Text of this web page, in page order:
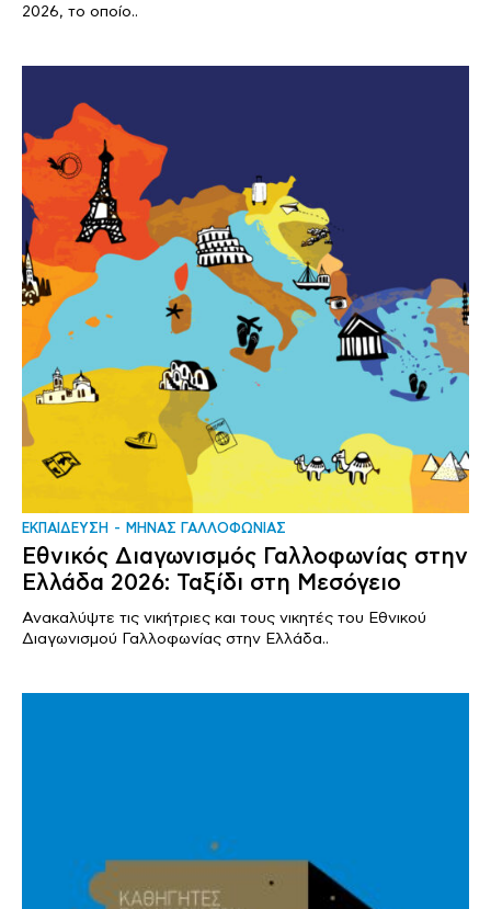
2026, το οποίο..
ΕΚΠΑΙΔΕΥΣΗ ΜΗΝΑΣ ΓΑΛΛΟΦΩΝΙΑΣ
Εθνικός Διαγωνισμός Γαλλοφωνίας στην
Ελλάδα 2026: Ταξίδι στη Μεσόγειο
Ανακαλύψτε τις νικήτριες και τους νικητές του Εθνικού
Διαγωνισμού Γαλλοφωνίας στην Ελλάδα..